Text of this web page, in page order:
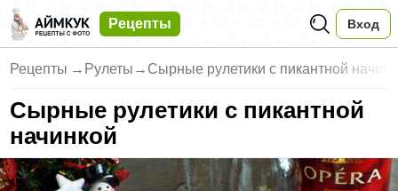
Рецепты Вход
Рецепты → Рулеты → Сырные рулетики с пикантной
Сырные рулетики с пикантной
начинкой